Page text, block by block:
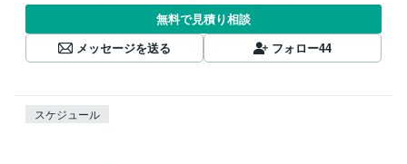
無料で見積り相談
メッセージを送る
フォロー44
スケジュール